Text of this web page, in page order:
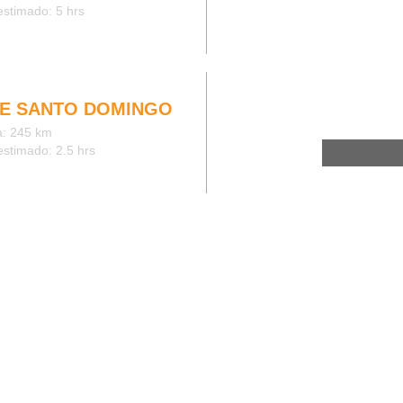
5 hrs
SANTO DOMINGO
245 km
2.5 hrs